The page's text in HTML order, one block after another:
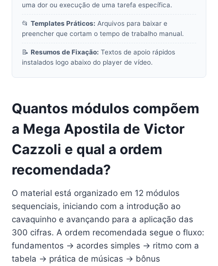
uma dor ou execução de uma tarefa específica.
📂 Templates Práticos: Arquivos para baixar e
preencher que cortam o tempo de trabalho manual.
📝 Resumos de Fixação: Textos de apoio rápidos
instalados logo abaixo do player de vídeo.
Quantos módulos compõem
a Mega Apostila de Victor
Cazzoli e qual a ordem
recomendada?
O material está organizado em 12 módulos
sequenciais, iniciando com a introdução ao
cavaquinho e avançando para a aplicação das
300 cifras. A ordem recomendada segue o fluxo:
fundamentos → acordes simples → ritmo com a
tabela → prática de músicas → bônus